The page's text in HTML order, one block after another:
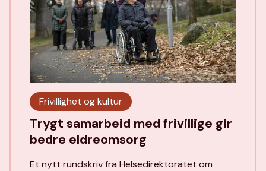
Frivillighet og kultur
Trygt samarbeid med frivillige gir
bedre eldreomsorg
Et nytt rundskriv fra Helsedirektoratet om